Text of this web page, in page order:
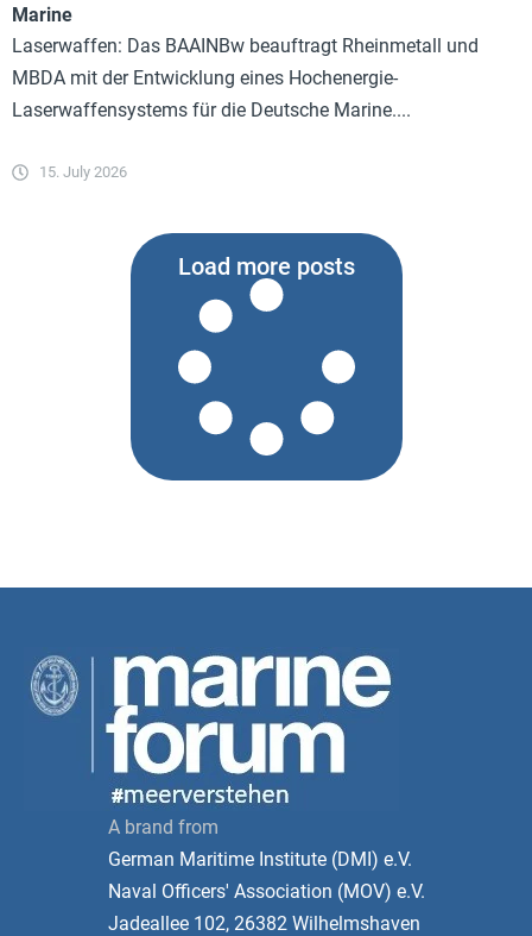
Marine
Laserwaffen: Das BAAINBw beauftragt Rheinmetall und
MBDA mit der Entwicklung eines Hochenergie-
Laserwaffensystems für die Deutsche Marine....
15. July 2026
Load more posts
A brand from
German Maritime Institute (DMI) e.V.
Naval Officers' Association (MOV) e.V.
Jadeallee 102, 26382 Wilhelmshaven